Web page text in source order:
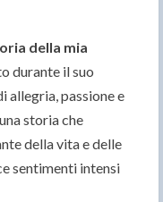
della mia
durante il suo
allegria, passione e
storia che
della vita e delle
sentimenti intensi